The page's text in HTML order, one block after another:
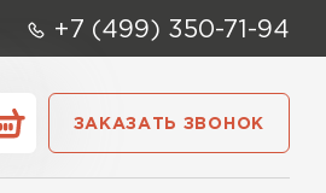
+7 (499) 350-71-94
ЗАКАЗАТЬ ЗВОНОК